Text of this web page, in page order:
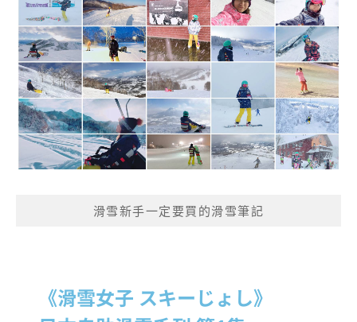
滑雪新手一定要買的滑雪筆記